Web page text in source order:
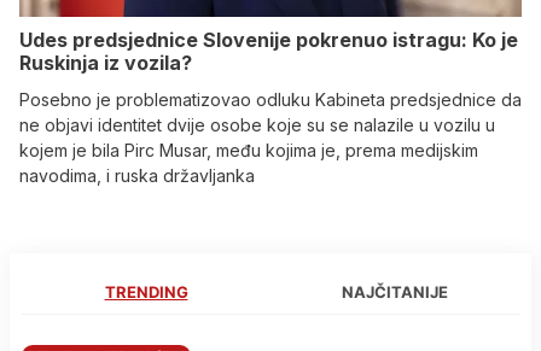
Udes predsjednice Slovenije pokrenuo istragu: Ko je
Ruskinja iz vozila?
Posebno je problematizovao odluku Kabineta predsjednice da
ne objavi identitet dvije osobe koje su se nalazile u vozilu u
kojem je bila Pirc Musar, među kojima je, prema medijskim
navodima, i ruska državljanka
TRENDING NAJČITANIJE